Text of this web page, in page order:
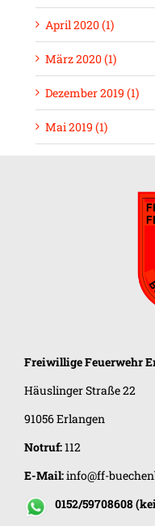
April 2020 (1)
März 2020 (1)
Dezember 2019 (1)
Mai 2019 (1)
Freiwillige Feuerwehr
Häuslinger Straße 22
91056 Erlangen
Notruf:112
E-Mail:info@ff-
0152/59708608